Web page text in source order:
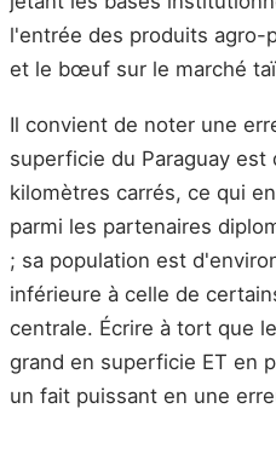
l'entrée des produits agro-
et le bœuf sur le marché
Il convient de noter une
superficie du Paraguay
kilomètres carrés, ce qui
parmi les partenaires
; sa population est
inférieure à celle de
centrale. Écrire à tort que
grand en superficie ET en
un fait puissant en une